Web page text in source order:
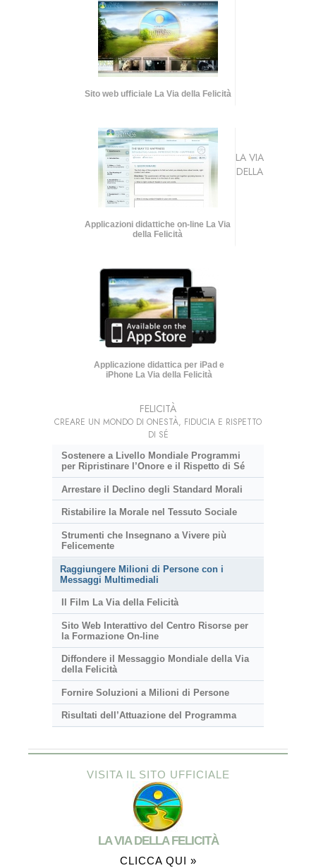
Sito web ufficiale La Via della Felicità
Applicazioni didattiche on-line La Via
della Felicità
Applicazione didattica per iPad e
iPhone La Via della Felicità
LA VIA
DELLA
FELICITÀ
CREARE UN MONDO DI ONESTÀ, FIDUCIA E RISPETTO
DI SÉ
Sostenere a Livello Mondiale Programmi
per Ripristinare l’Onore e il Rispetto di Sé
Arrestare il Declino degli Standard Morali
Ristabilire la Morale nel Tessuto Sociale
Strumenti che Insegnano a Vivere più
Felicemente
Raggiungere Milioni di Persone con i
Messaggi Multimediali
Il Film La Via della Felicità
Sito Web Interattivo del Centro Risorse per
la Formazione On-line
Diffondere il Messaggio Mondiale della Via
della Felicità
Fornire Soluzioni a Milioni di Persone
Risultati dell’Attuazione del Programma
VISITA IL SITO UFFICIALE
LA VIA DELLA FELICITÀ
CLICCA QUI »